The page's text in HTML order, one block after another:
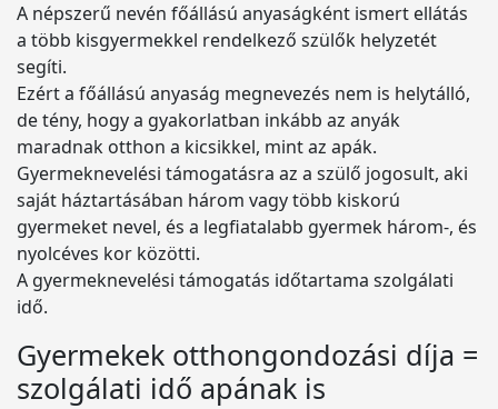
A népszerű nevén főállású anyaságként ismert ellátás
a több kisgyermekkel rendelkező szülők helyzetét
segíti.
Ezért a főállású anyaság megnevezés nem is helytálló,
de tény, hogy a gyakorlatban inkább az anyák
maradnak otthon a kicsikkel, mint az apák.
Gyermeknevelési támogatásra az a szülő jogosult, aki
saját háztartásában három vagy több kiskorú
gyermeket nevel, és a legfiatalabb gyermek három-, és
nyolcéves kor közötti.
A gyermeknevelési támogatás időtartama szolgálati
idő.
Gyermekek otthongondozási díja =
szolgálati idő apának is